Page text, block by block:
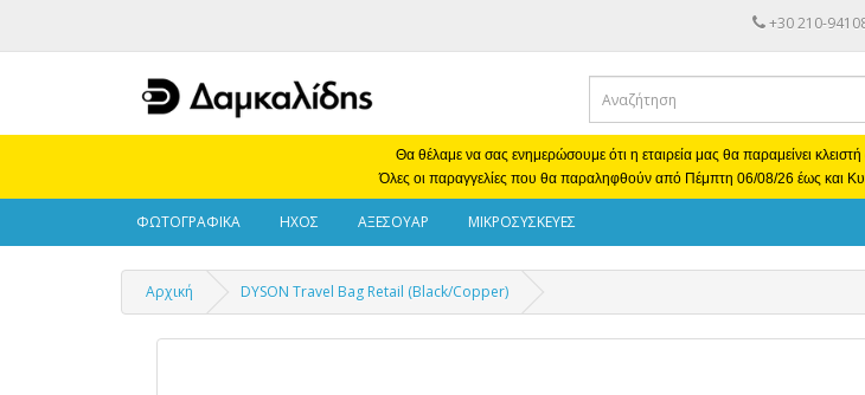
+30 210-
Θα θέλαμε να σας ενημερώσουμε ότι η εταιρεία μας θα παραμείνει
Όλες οι παραγγελίες που θα παραληφθούν από Πέμπτη 06/08/26 έως και
ΦΩΤΟΓΡΑΦΙΚΑ ΗΧΟΣ ΑΞΕΣΟΥΑΡ ΜΙΚΡΟΣΥΣΚΕΥΕΣ
Αρχική DYSON Travel Bag Retail (Black/Copper)